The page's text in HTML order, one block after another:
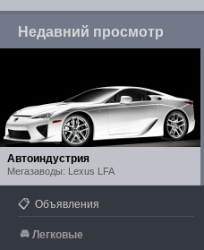
Недавний просмотр
Автоиндустрия
Мегазаводы: Lexus LFA
📋 Объявления
🚘 Легковые